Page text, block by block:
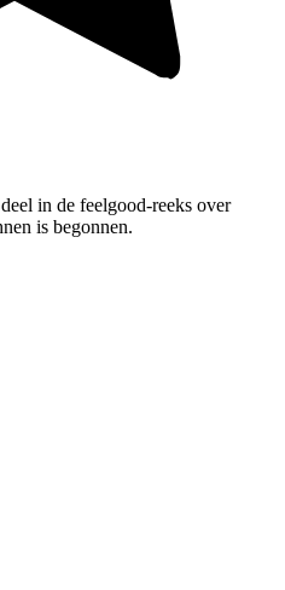
in de feelgood-reeks over
is begonnen.